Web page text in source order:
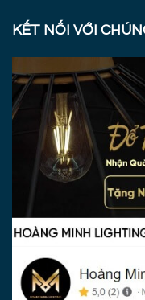
KẾT NỐI VỚI